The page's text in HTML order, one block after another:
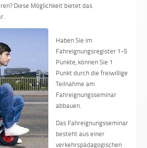
Diese Möglichkeit bietet das
Haben Sie im
Fahreignungsregister 1-5
Punkte, können Sie 1
Punkt durch die freiwillige
Teilnahme am
Fahreignungsseminar
abbauen.
Das Fahreignungsseminar
besteht aus einer
verkehrspädagogischen